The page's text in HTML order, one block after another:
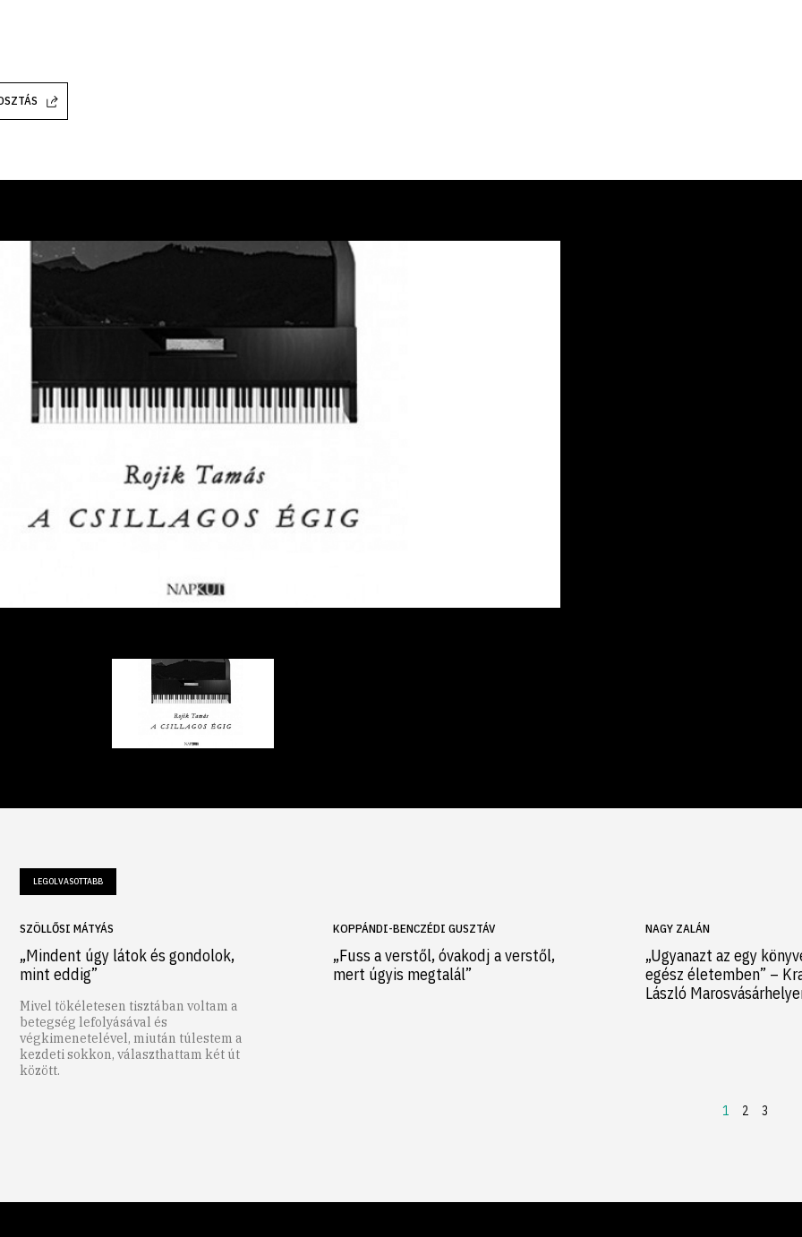
LEGOLVASOTTABB
SZÖLLŐSI MÁTYÁS
„Mindent úgy látok és gondolok,
mint eddig”
Mivel tökéletesen tisztában voltam a
betegség lefolyásával és
végkimenetelével, miután túlestem a
kezdeti sokkon, választhattam két út
között.
KOPPÁNDI-BENCZÉDI GUSZTÁV
„Fuss a verstől, óvakodj a verstől,
mert úgyis megtalál”
NAGY ZALÁN
„Ugyanazt az egy
egész életemben” –
László
1 2 3